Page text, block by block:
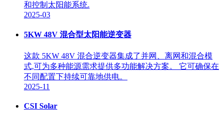
和控制太阳能系统.
2025-03
5KW 48V 混合型太阳能逆变器
这款 5KW 48V 混合逆变器集成了并网、离网和混合模
式,可为多种能源需求提供多功能解决方案。 它可确保在
不同配置下持续可靠地供电。
2025-11
CSI Solar